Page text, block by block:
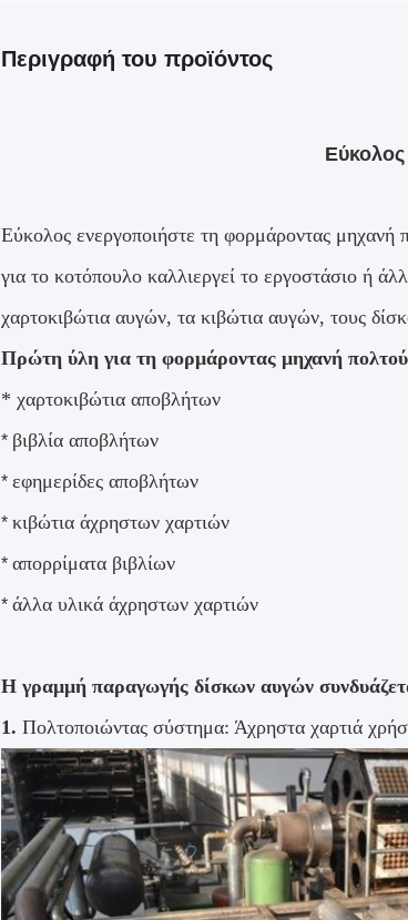
Περιγραφή του προϊόντος
Εύκολος ενεργοποιήστε τη φορμάροντας μηχανή
για το κοτόπουλο καλλιεργεί το εργοστάσιο ή
χαρτοκιβώτια αυγών, τα κιβώτια αυγών, τους
Πρώτη ύλη για τη φορμάροντας μηχανή
* χαρτοκιβώτια αποβλήτων
* βιβλία αποβλήτων
* εφημερίδες αποβλήτων
* κιβώτια άχρηστων χαρτιών
* απορρίματα βιβλίων
* άλλα υλικά άχρηστων χαρτιών
Η γραμμή παραγωγής δίσκων αυγών
1.